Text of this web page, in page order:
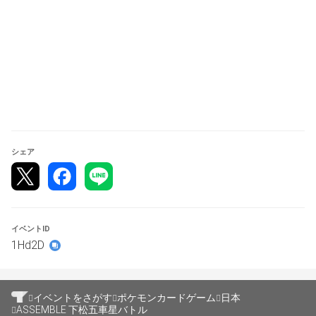
シェア
イベントID
1Hd2D
イベントをさがす ポケモンカードゲーム
日本
ASSEMBLE 下松五車星バトル